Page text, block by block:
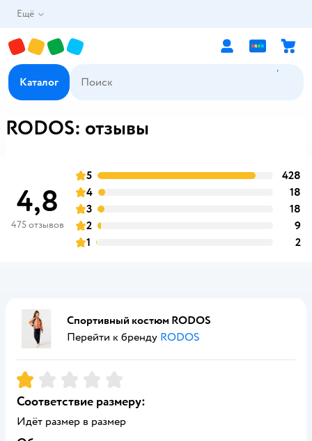
Ещё
Каталог
RODOS: отзывы
4,8
475 отзывов
оценка
5 428
оценка
4 18
оценка
3 18
оценка
2 9
оценка
1 2
Спортивный костюм RODOS
Перейти к бренду RODOS
Рейтинг:1
Соответствие размеру:
Идёт размер в размер